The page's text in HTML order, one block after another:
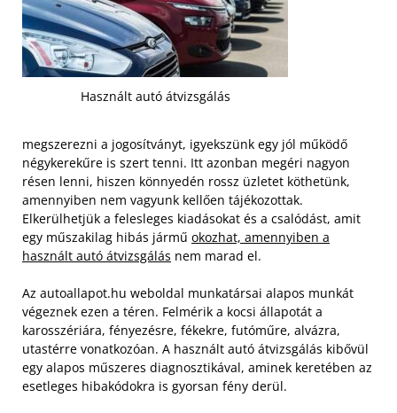
Használt autó átvizsgálás
megszerezni a jogosítványt, igyekszünk egy jól működő
négykerekűre is szert tenni. Itt azonban megéri nagyon
résen lenni, hiszen könnyedén rossz üzletet köthetünk,
amennyiben nem vagyunk kellően tájékozottak.
Elkerülhetjük a felesleges kiadásokat és a csalódást, amit
egy műszakilag hibás jármű okozhat, amennyiben a
használt autó átvizsgálás nem marad el.
Az autoallapot.hu weboldal munkatársai alapos munkát
végeznek ezen a téren. Felmérik a kocsi állapotát a
karosszériára, fényezésre, fékekre, futóműre, alvázra,
utastérre vonatkozóan. A használt autó átvizsgálás kibővül
egy alapos műszeres diagnosztikával, aminek keretében az
esetleges hibakódokra is gyorsan fény derül.